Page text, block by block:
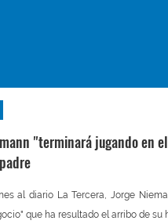
"terminará jugando en
al diario La Tercera, Jorge
que ha resultado el arribo de su